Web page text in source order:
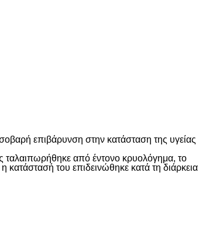
επιβάρυνση στην κατάσταση της υγείας
ταλαιπωρήθηκε από έντονο κρυολόγημα, το
κατάστασή του επιδεινώθηκε κατά τη διάρκεια